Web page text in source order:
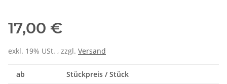
17,00 €
exkl. 19% USt. , zzgl. Versand
ab Stückpreis / Stück